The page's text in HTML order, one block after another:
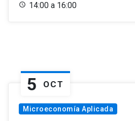
14:00 a 16:00
5 OCT
Microeconomía Aplicada